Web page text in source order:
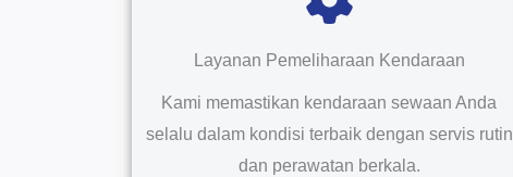
Layanan Pemeliharaan Kendaraan
Kami memastikan kendaraan sewaan Anda
selalu dalam kondisi terbaik dengan servis rutin
dan perawatan berkala.